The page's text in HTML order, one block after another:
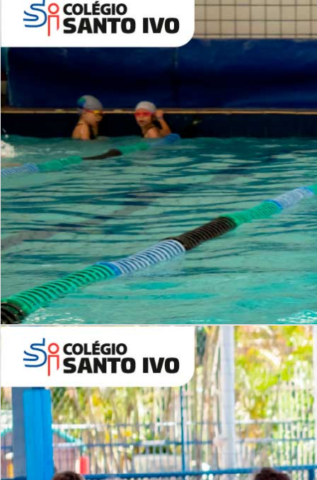
Período Integral | Saiba mais
ALUNOS NOVOS
Entre em Contato
INSTITUCIONAL
Lista de vídeos